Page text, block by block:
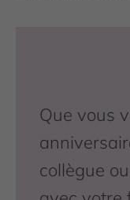
Que vous
collègue